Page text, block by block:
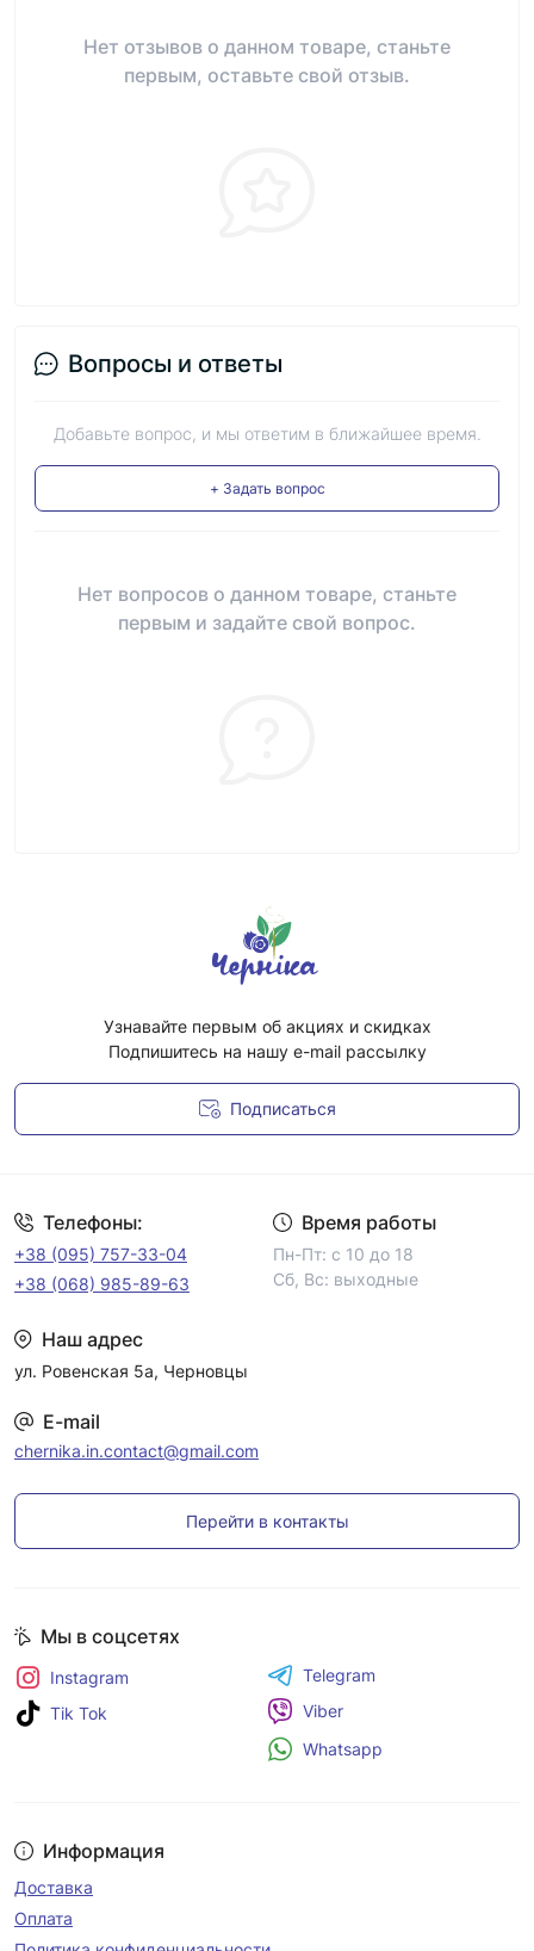
Нет отзывов о данном товаре, станьте
первым, оставьте свой отзыв.
Вопросы и ответы
Добавьте вопрос, и мы ответим в ближайшее время.
+ Задать вопрос
Нет вопросов о данном товаре, станьте
первым и задайте свой вопрос.
Узнавайте первым об акциях и скидках
Подпишитесь на нашу e-mail рассылку
Подписаться
Телефоны:
+38 (095) 757-33-04
+38 (068) 985-89-63
Время работы
Пн-Пт: с 10 до 18
Сб, Вс: выходные
Наш адрес
ул. Ровенская 5а, Черновцы
E-mail
chernika.in.contact@gmail.com
Перейти в контакты
Информация
Доставка
Оплата
Мы в соцсетях
Instagram
Tik Tok
Telegram
Viber
Whatsapp